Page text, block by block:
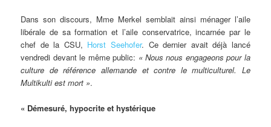
Dans son discours, Mme Merkel semblait ainsi ménager l’aile
libérale de sa formation et l’aile conservatrice, incarnée par le
chef de la CSU, Horst Seehofer. Ce dernier avait déjà lancé
vendredi devant le même public: « Nous nous engageons pour la
culture de référence allemande et contre le multiculturel. Le
Multikulti est mort ».
« Démesuré, hypocrite et hystérique